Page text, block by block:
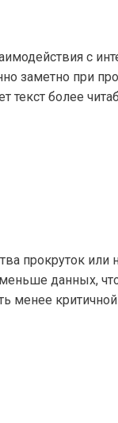
с
заметно при
более
прокруток
данных,